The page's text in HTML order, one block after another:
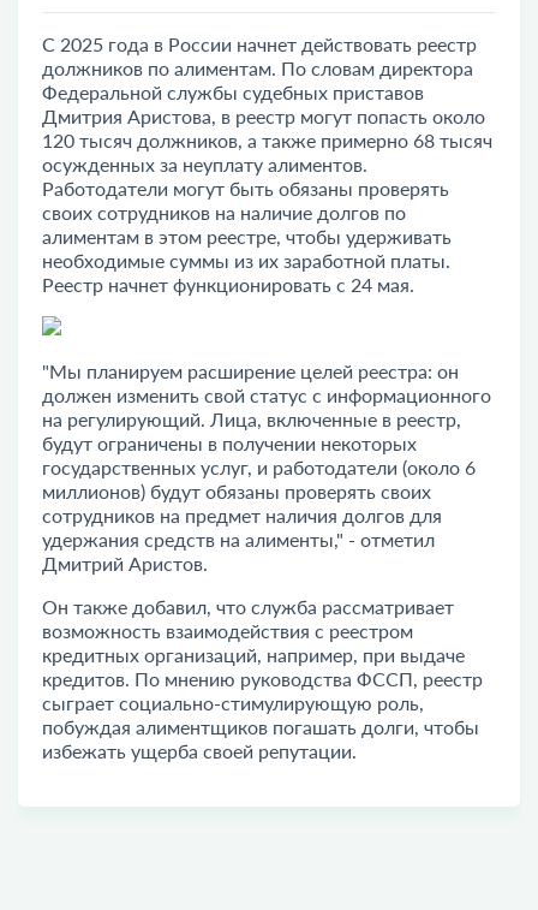
С 2025 года в России начнет действовать реестр
должников по алиментам. По словам директора
Федеральной службы судебных приставов
Дмитрия Аристова, в реестр могут попасть около
120 тысяч должников, а также примерно 68 тысяч
осужденных за неуплату алиментов.
Работодатели могут быть обязаны проверять
своих сотрудников на наличие долгов по
алиментам в этом реестре, чтобы удерживать
необходимые суммы из их заработной платы.
Реестр начнет функционировать с 24 мая.
"Мы планируем расширение целей реестра: он
должен изменить свой статус с информационного
на регулирующий. Лица, включенные в реестр,
будут ограничены в получении некоторых
государственных услуг, и работодатели (около 6
миллионов) будут обязаны проверять своих
сотрудников на предмет наличия долгов для
удержания средств на алименты," - отметил
Дмитрий Аристов.
Он также добавил, что служба рассматривает
возможность взаимодействия с реестром
кредитных организаций, например, при выдаче
кредитов. По мнению руководства ФССП, реестр
сыграет социально-стимулирующую роль,
побуждая алиментщиков погашать долги, чтобы
избежать ущерба своей репутации.